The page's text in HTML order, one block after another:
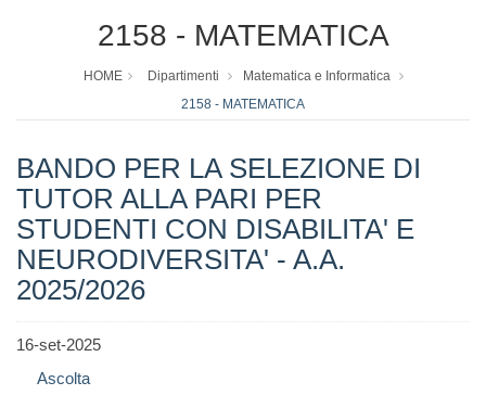
2158 - MATEMATICA
HOME Dipartimenti
Matematica e Informatica
2158 - MATEMATICA
BANDO PER LA SELEZIONE DI
TUTOR ALLA PARI PER
STUDENTI CON DISABILITA' E
NEURODIVERSITA' - A.A.
2025/2026
16-set-2025
Ascolta